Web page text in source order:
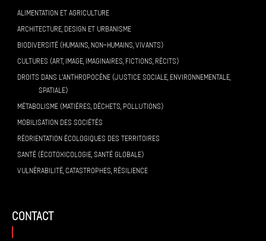
ALIMENTATION ET AGRICULTURE
ARCHITECTURE, DESIGN ET URBANISME
BIODIVERSITÉ (HUMAINS, NON-HUMAINS, VIVANTS)
CULTURES (ART, IMAGE, IMAGINAIRES, FICTIONS, RÉCITS)
DROITS DANS L’ANTHROPOCÈNE (JUSTICE SOCIALE, ENVIRONNEMENTALE,
SPATIALE)
MÉTABOLISME (MATIÈRES, DÉCHETS, POLLUTIONS)
MOBILISATION DES SOCIÉTÉS
RÉORIENTATION ÉCOLOGIQUES DES TERRITOIRES
SANTÉ (ÉCOTOXICOLOGIE, SANTÉ GLOBALE)
VULNÉRABILITÉ, CATASTROPHES, RÉSILIENCE
contact